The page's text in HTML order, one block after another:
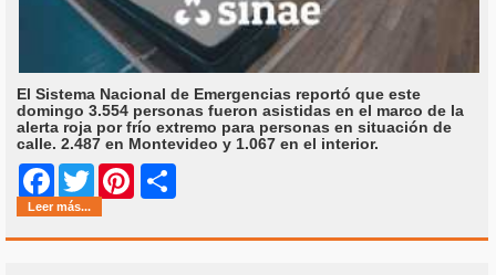
El Sistema Nacional de Emergencias reportó que este
domingo 3.554 personas fueron asistidas en el marco de la
alerta roja por frío extremo para personas en situación de
calle. 2.487 en Montevideo y 1.067 en el interior.
Facebook
Twitter Pinterest
Leer más...